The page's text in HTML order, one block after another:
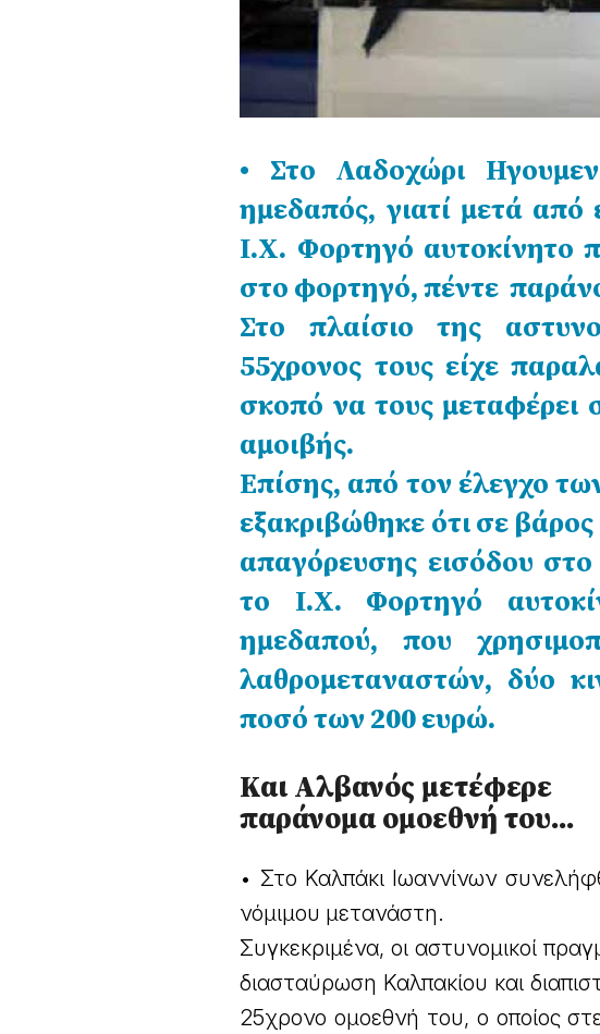
• Στο Λαδοχώρι
ημεδαπός, γιατί μετά
Ι.Χ. Φορτηγό αυτοκίνητο
στο φορτηγό, πέντε
Στο πλαίσιο της
55χρονος τους είχε
σκοπό να τους μεταφέρει
αμοιβής.
Επίσης, από τον έλεγχο
εξακριβώθηκε ότι σε
απαγόρευσης εισόδου
το Ι.Χ. Φορτηγό
ημεδαπού, που
λαθρομεταναστών, δύο
ποσό των 200 ευρώ.
Και Αλβανός μετέφερε
παράνομα ομοεθνή του…
• Στο Καλπάκι Ιωαννίνων
νόμιμου μετανάστη.
Συγκεκριμένα, οι αστυνομικοί
διασταύρωση Καλπακίου και
25χρονο ομοεθνή του, ο οποίος